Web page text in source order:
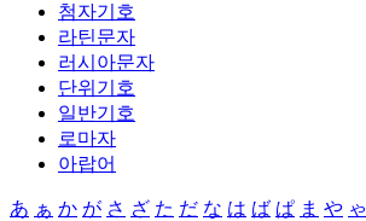
첨자기호
라틴문자
러시아문자
단위기호
일반기호
로마자
아랍어
あ ぁ か が さ ざ た だ な は ば ぱ ま や ゃ